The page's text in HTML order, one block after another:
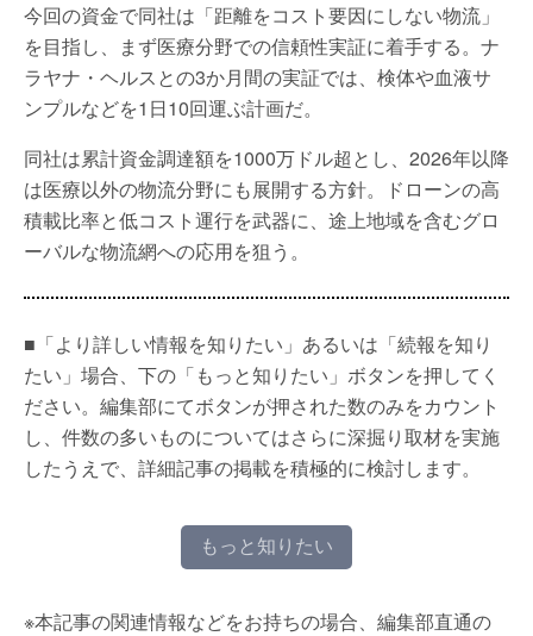
今回の資金で同社は「距離をコスト要因にしない物流」
を目指し、まず医療分野での信頼性実証に着手する。ナ
ラヤナ・ヘルスとの3か月間の実証では、検体や血液サ
ンプルなどを1日10回運ぶ計画だ。
同社は累計資金調達額を1000万ドル超とし、2026年以降
は医療以外の物流分野にも展開する方針。ドローンの高
積載比率と低コスト運行を武器に、途上地域を含むグロ
ーバルな物流網への応用を狙う。
■「より詳しい情報を知りたい」あるいは「続報を知り
たい」場合、下の「もっと知りたい」ボタンを押してく
ださい。編集部にてボタンが押された数のみをカウント
し、件数の多いものについてはさらに深掘り取材を実施
したうえで、詳細記事の掲載を積極的に検討します。
もっと知りたい
※本記事の関連情報などをお持ちの場合、編集部直通の